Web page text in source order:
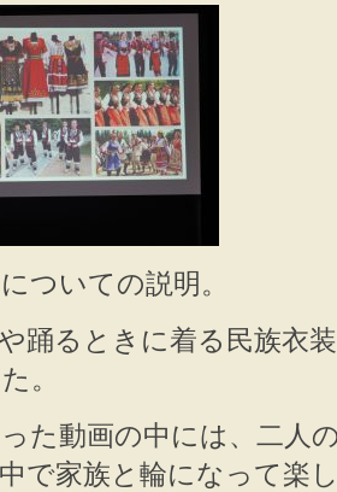
ついての説明。
踊るときに着る民族衣
。
た動画の中には、二人
で家族と輪になって楽